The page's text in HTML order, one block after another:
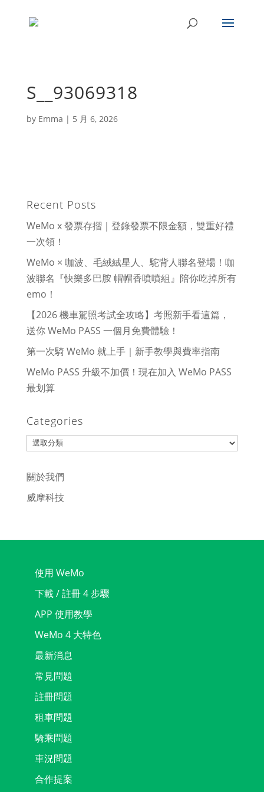
S__93069318
by Emma | 5 月 6, 2026
Recent Posts
WeMo x 發票存摺｜登錄發票不限金額，雙重好禮
一次領！
WeMo × 咖波、毛絨絨星人、駝背人聯名登場！咖
波聯名『快樂多巴胺 帽帽香噴噴組』陪你吃掉所有
emo！
【2026 機車駕照考試全攻略】考照新手看這篇，
送你 WeMo PASS 一個月免費體驗！
第一次騎 WeMo 就上手｜新手教學與費率指南
WeMo PASS 升級不加價！現在加入 WeMo PASS
最划算
Categories
Categories
關於我們
威摩科技
使用 WeMo
下載 / 註冊 4 步驟
APP 使用教學
WeMo 4 大特色
最新消息
常見問題
註冊問題
租車問題
騎乘問題
車況問題
合作提案